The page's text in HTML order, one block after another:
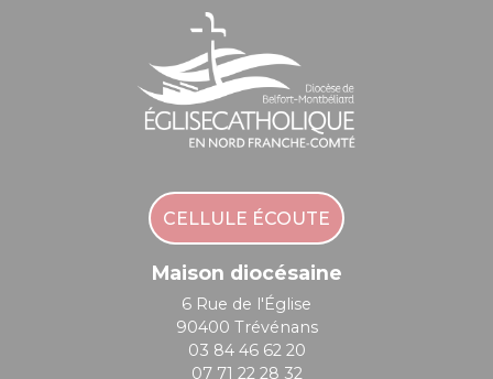
CELLULE ÉCOUTE
Maison diocésaine
6 Rue de l'Église
90400 Trévénans
03 84 46 62 20
07 71 22 28 32